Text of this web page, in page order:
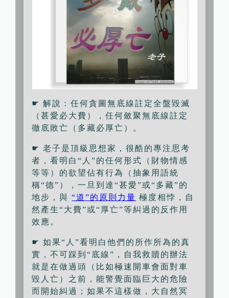
☛ 解說：任何貪圖無底線註定全盤毀滅
（甚愛必大費），任何斂聚無底線註定
徹底敗亡（多藏必厚亡）。
☛ 老子是頂級思想家，很酷的專注思考
者，看明白“人”的任何形式（財物情感
等等）的欲望佔有行為（抽象用語統
稱“德”），一旦到達“甚愛”或“多藏”的
地步，與“道”的原則力量 極度相悖，自
然產生“大費”或“厚亡”等糾過的反作用
效應。
☛ 如果“人”看明白他們的所作所為的真
實，不可踩到“底線”，自我救贖的辦法
就是在做過頭（比如極速開車會面對車
毀人亡）之前，能警覺面臨巨大的危險
而開始糾過；如果不這樣做，大自然冥